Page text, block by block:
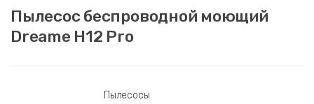
Пылесос беспроводной моющий
Dreame H12 Pro
Пылесосы